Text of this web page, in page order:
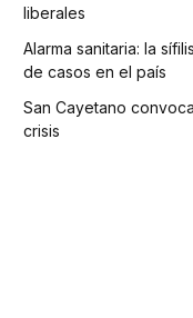
liberales
Alarma sanitaria: la
de casos en el país
San Cayetano
crisis